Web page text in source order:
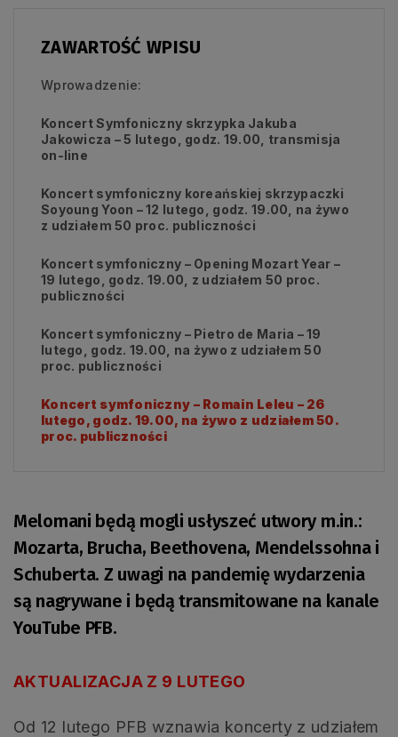
ZAWARTOŚĆ WPISU
Wprowadzenie:
Koncert Symfoniczny skrzypka Jakuba
Jakowicza – 5 lutego, godz. 19.00, transmisja
on-line
Koncert symfoniczny koreańskiej skrzypaczki
Soyoung Yoon – 12 lutego, godz. 19.00, na żywo
z udziałem 50 proc. publiczności
Koncert symfoniczny – Opening Mozart Year –
19 lutego, godz. 19.00, z udziałem 50 proc.
publiczności
Koncert symfoniczny – Pietro de Maria –19
lutego, godz. 19.00, na żywo z udziałem 50
proc. publiczności
Koncert symfoniczny – Romain Leleu – 26
lutego, godz. 19.00, na żywo z udziałem 50.
proc. publiczności
Melomani będą mogli usłyszeć utwory m.in.:
Mozarta, Brucha, Beethovena, Mendelssohna i
Schuberta. Z uwagi na pandemię wydarzenia
są nagrywane i będą transmitowane na kanale
YouTube PFB.
AKTUALIZACJA Z 9 LUTEGO
Od 12 lutego PFB wznawia koncerty z udziałem